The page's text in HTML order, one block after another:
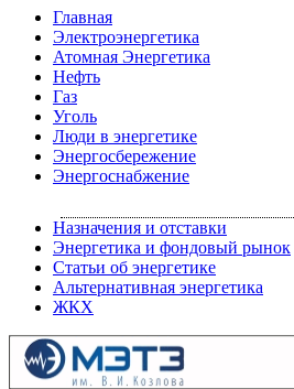
Главная
Электроэнергетика
Атомная Энергетика
Нефть
Газ
Уголь
Люди в энергетике
Энергосбережение
Энергоснабжение
Назначения и отставки
Энергетика и фондовый рынок
Статьи об энергетике
Альтернативная энергетика
ЖКХ